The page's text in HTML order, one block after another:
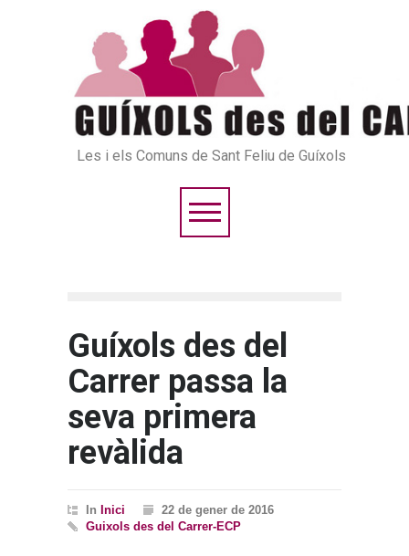
Les i els Comuns de Sant Feliu de Guíxols
Guíxols des del
Carrer passa la
seva primera
revàlida
In Inici
22 de gener de 2016
Guixols des del Carrer-ECP